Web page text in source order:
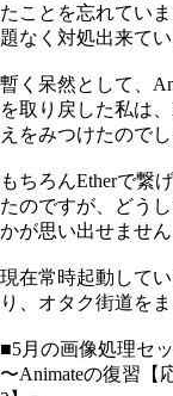
たことを忘れてい
題なく対処出来て
暫く呆然として、
を取り戻した私は
えをみつけたのでし
もちろんEtherで繋
たのですが、どう
かが思い出せません
現在常時起動して
り、オタク街道を
■5月の画像処理セ
〜Animateの復習【